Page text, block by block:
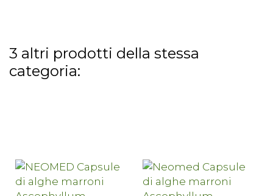
3 altri prodotti della stessa
categoria: